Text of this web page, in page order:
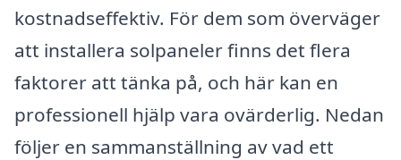
kostnadseffektiv. För dem som överväger
att installera solpaneler finns det flera
faktorer att tänka på, och här kan en
professionell hjälp vara ovärderlig. Nedan
följer en sammanställning av vad ett